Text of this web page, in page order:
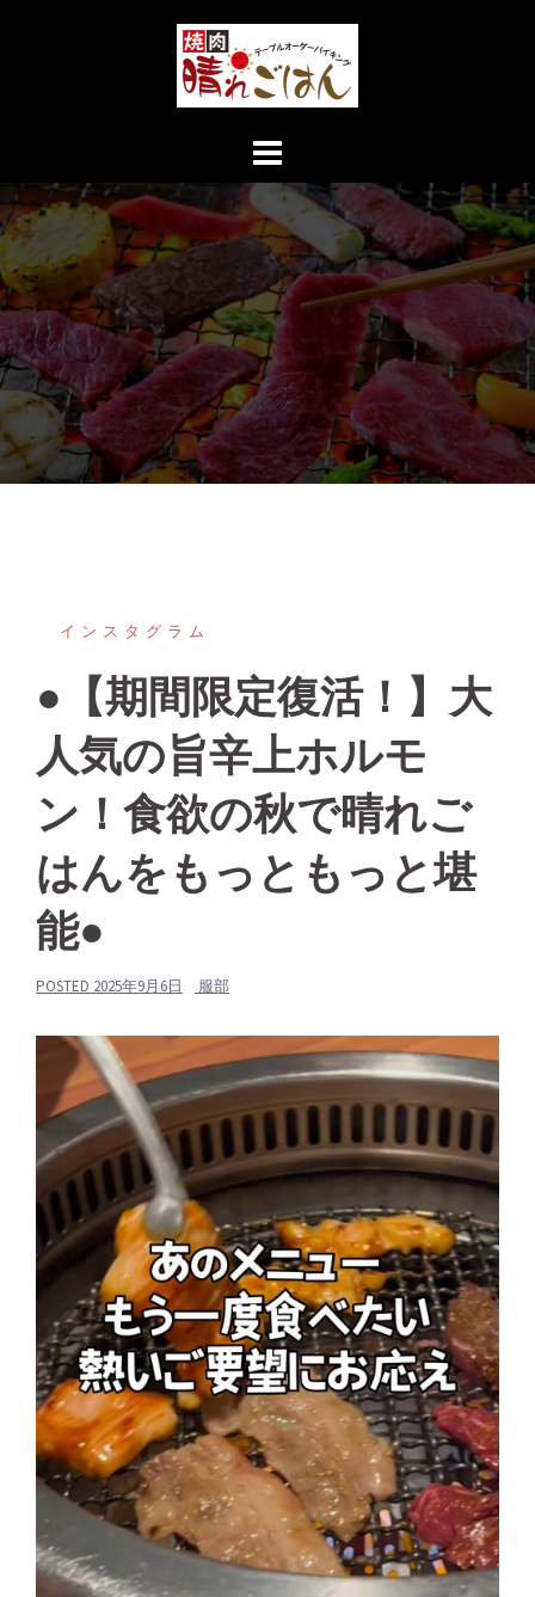
ス
キ
ッ
プ
インスタグラム
●【期間限定復活！】大
人気の旨辛上ホルモ
ン！食欲の秋で晴れご
はんをもっともっと堪
能●
POSTED 2025年9月6日 服部